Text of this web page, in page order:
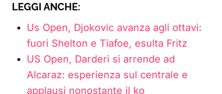
LEGGI ANCHE:
Us Open, Djokovic avanza agli ottavi:
fuori Shelton e Tiafoe, esulta Fritz
US Open, Darderi si arrende ad
Alcaraz: esperienza sul centrale e
applausi nonostante il ko